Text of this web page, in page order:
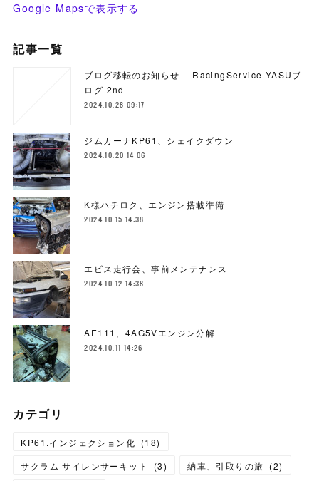
Google Mapsで表示する
記事一覧
ブログ移転のお知らせ RacingService YASUブ
ログ 2nd
2024.10.28 09:17
ジムカーナKP61、シェイクダウン
2024.10.20 14:06
K様ハチロク、エンジン搭載準備
2024.10.15 14:38
エビス走行会、事前メンテナンス
2024.10.12 14:38
AE111、4AG5Vエンジン分解
2024.10.11 14:26
カテゴリ
KP61.インジェクション化 (18)
サクラム サイレンサーキット
(3) 納車、引取りの旅 (2)